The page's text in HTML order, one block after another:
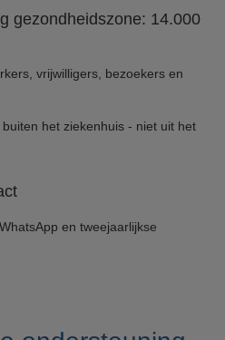
gezondheidszone: 14.000
vrijwilligers, bezoekers en
het ziekenhuis - niet uit het
en tweejaarlijkse